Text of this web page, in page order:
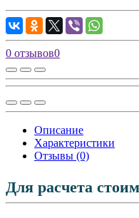
0 отзывов0
Описание
Характеристики
Отзывы (0)
Для расчета